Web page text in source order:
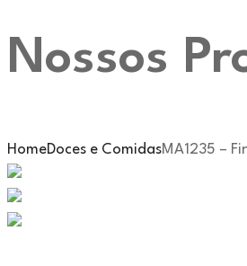
Nossos
HomeDoces e ComidasMA1235 –